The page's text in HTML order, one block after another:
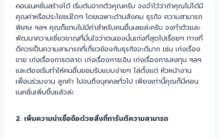
คอนเนคชั่นสร้างได้ เริ่มต้นจากตัวคุณครับ จงจำไว้ว่าถ้าคุณไม่ได้มี
คุณค่าหรือประโยชน์ใดๆ โดยเฉพาะด้านสังคม ธุรกิจ ความสามารถ
พิเศษ ฯลฯ คุณก็แทบไม่มีค่าสำหรับคนอื่นเลยล่ะครับ จงทำตัวและ
พัฒนาความเชี่ยวชาญที่มั่นใจว่าตนเองนั้นเก่งที่สุดไปเรื่อยๆ ทางที่
ดีควรเป็นความสามารถที่เกี่ยวข้องกับธุรกิจจะดีมาก เช่น เก่งเรื่อง
ขาย เก่งเรื่องการตลาด เก่งเรื่องการเงิน เก่งเรื่องการลงทุน ฯลฯ
และต้องเริ่มทำให้คนอื่นยอมรับแบบง่ายๆ ไล่ตั้งแต่ หัวหน้างาน
เพื่อนร่วมงาน ลูกค้า ไปจนถึงบุคคลทั่วไป เพียงเท่านี้คุณก็มีคอน
เนคชั่นเพิ่มขึ้นแล้วล่ะ
2. เพิ่มความน่าเชื่อถือด้วยสิ่งที่การันตีความสามารถ